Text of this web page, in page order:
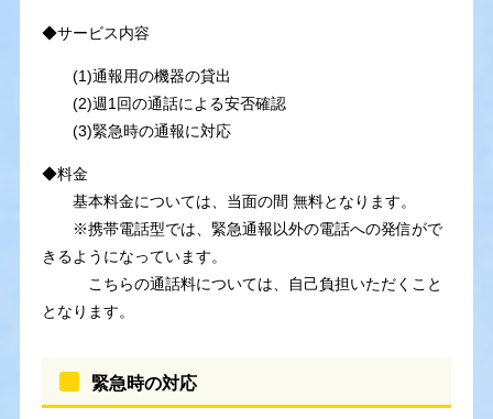
◆サービス内容
(1)通報用の機器の貸出
(2)週1回の通話による安否確認
(3)緊急時の通報に対応
◆料金
基本料金については、当面の間 無料となります。
※携帯電話型では、緊急通報以外の電話への発信がで
きるようになっています。
こちらの通話料については、自己負担いただくこと
となります。
緊急時の対応